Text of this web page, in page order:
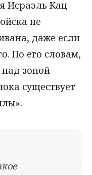
Исраэль Кац
не
даже если
По его словам,
зоной
существует